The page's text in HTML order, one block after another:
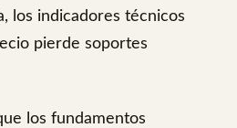
los indicadores técnicos
pierde soportes
los fundamentos